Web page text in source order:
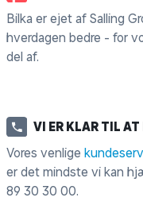
Bilka er ejet af Salling
hverdagen bedre - for
del af.
VI ER KLAR TIL
Vores venlige
er det mindste vi kan
89 30 30 00.